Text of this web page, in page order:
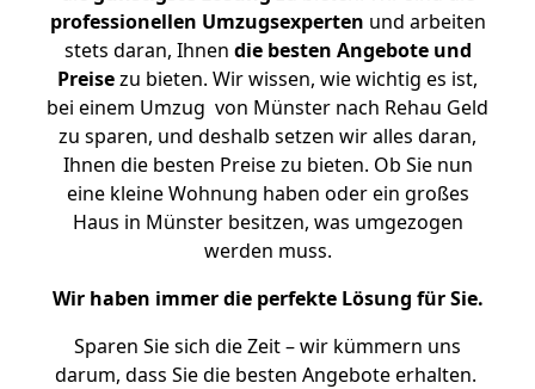
professionellen Umzugsexperten und arbeiten
stets daran, Ihnen die besten Angebote und
Preisezu bieten. Wir wissen, wie wichtig es ist,
bei einem Umzug von Münster nach Rehau Geld
zu sparen, und deshalb setzen wir alles daran,
Ihnen die besten Preise zu bieten. Ob Sie nun
eine kleine Wohnung haben oder ein großes
Haus in Münster besitzen, was umgezogen
werden muss.
Wir haben immer die perfekte Lösung für Sie.
Sparen Sie sich die Zeit – wir kümmern uns
darum, dass Sie die besten Angebote erhalten.